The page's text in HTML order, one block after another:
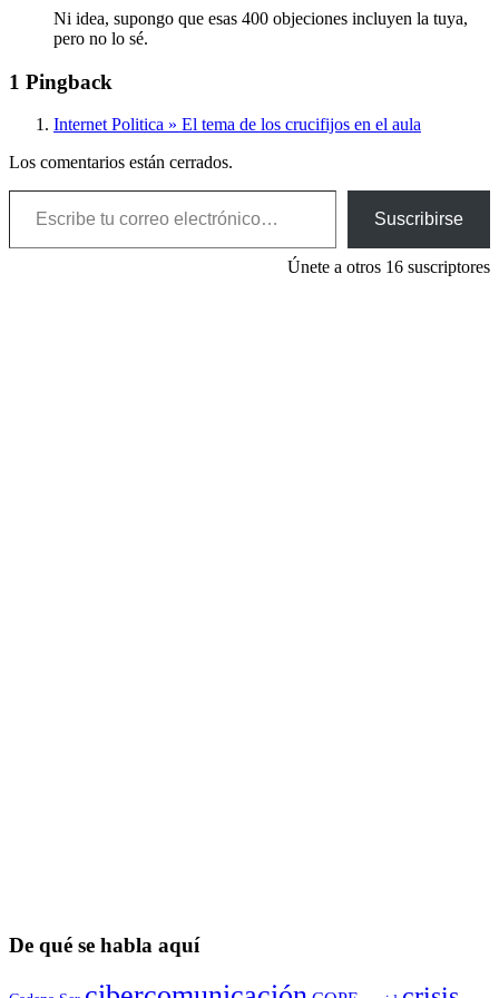
Ni idea, supongo que esas 400 objeciones incluyen la tuya,
pero no lo sé.
1 Pingback
Internet Politica » El tema de los crucifijos en el aula
Los comentarios están cerrados.
Escribe tu correo electrónico…
Suscribirse
Únete a otros 16 suscriptores
De qué se habla aquí